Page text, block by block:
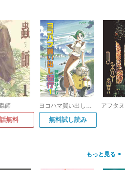
蟲師
無料
ヨコハマ買い出し紀行
無料試し読み
>